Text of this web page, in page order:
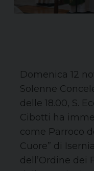
Domenica 12
Solenne
delle 18.00, S.
Cibotti ha
come Parroco
Cuore” di
dell’Ordine dei